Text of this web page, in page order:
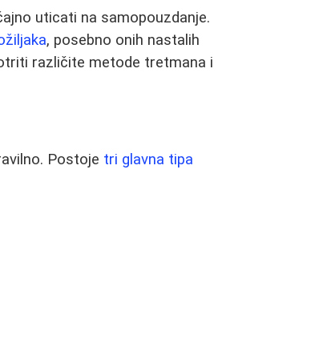
uticati na samopouzdanje.
, posebno onih nastalih
različite metode tretmana i
Postoje tri glavna tipa